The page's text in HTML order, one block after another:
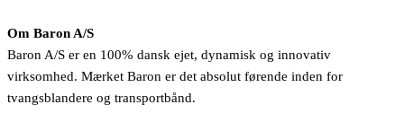
Om Baron A/S
Baron A/S er en 100% dansk ejet, dynamisk og innovativ
virksomhed. Mærket Baron er det absolut førende inden for
tvangsblandere og transportbånd.